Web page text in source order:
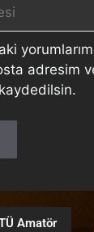
adresim
Amatör